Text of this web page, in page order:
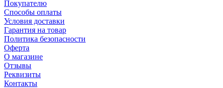
Покупателю
Способы оплаты
Условия доставки
Гарантия на товар
Политика безопасности
Оферта
О магазине
Отзывы
Реквизиты
Контакты